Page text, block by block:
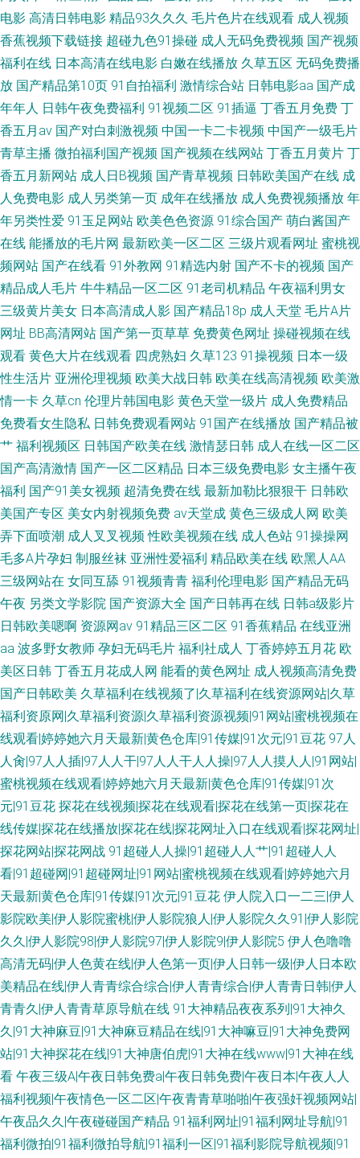
久热草精品 瑟瑟综合 都是激情网孕妇 欧洲日韩国产 天堂婷婷
电影 高清日韩电影 精品93久久久 毛片色片在线观看 成人视频
香蕉视频下载链接 超碰九色91操碰 成人无码免费视频 国产视频
福利在线 日本高清在线电影 白嫩在线播放 久草五区 无码免费播
放 国产精品第10页 91自拍福利 激情综合站 日韩电影aa 国产成
年年人 日韩午夜免费福利 91视频二区 91插逼 丁香五月免费 丁
香五月av 国产对白刺激视频 中国一卡二卡视频 中国产一级毛片
青草主播 微拍福利国产视频 国产视频在线网站 丁香五月黄片 丁
香五月新网站 成人日B视频 国产青草视频 日韩欧美国产在线 成
人免费电影 成人另类第一页 成年在线播放 成人免费视频播放 年
年另类性爱 91玉足网站 欧美色色资源 91综合国产 萌白酱国产
在线 能播放的毛片网 最新欧美一区二区 三级片观看网址 蜜桃视
频网站 国产在线看 91外教网 91精选内射 国产不卡的视频 国产
精品成人毛片 牛牛精品一区二区 91老司机精品 午夜福利男女
三级黄片美女 日本高清成人影 国产精品18p 成人天堂 毛片A片
网址 BB高清网站 国产第一页草草 免费黄色网址 操碰视频在线
观看 黄色大片在线观看 四虎熟妇 久草123 91操视频 日本一级
性生活片 亚洲伦理视频 欧美大战日韩 欧美在线高清视频 欧美激
情一卡 久草cn 伦理片韩国电影 黄色天堂一级片 成人免费精品
免费看女生隐私 日韩免费观看网站 91国产在线播放 国产精品被
艹 福利视频区 日韩国产欧美在线 激情瑟日韩 成人在线一区二区
国产高清激情 国产一区二区精品 日本三级免费电影 女主播午夜
福利 国产91美女视频 超清免费在线 最新加勒比狠狠干 日韩欧
美国产专区 美女内射视频免费 av天堂成 黄色三级成人网 欧美
弄下面喷潮 成人叉叉视频 性欧美视频在线 成人色站 91操操网
毛多A片孕妇 制服丝袜 亚洲性爱福利 精品欧美在线 欧黑人AA
三级网站在 女同互舔 91视频青青 福利伦理电影 国产精品无码
午夜 另类文学影院 国产资源大全 国产日韩再在线 日韩a级影片
日韩欧美嗯啊 资源网av 91精品三区二区 91香蕉精品 在线亚洲
aa 波多野女教师 孕妇无码毛片 福利社成人 丁香婷婷五月花 欧
美区日韩 丁香五月花成人网 能看的黄色网址 成人视频高清免费
国产日韩欧美 久草福利在线视频了|久草福利在线资源网站|久草
福利资原网|久草福利资源|久草福利资源视频|91网站|蜜桃视频在
线观看|婷婷她六月天最新|黄色仓库|91传媒|91次元|91豆花 97人
人肏|97人人插|97人人干|97人人干人人操|97人人摸人人|91网站|
蜜桃视频在线观看|婷婷她六月天最新|黄色仓库|91传媒|91次
元|91豆花 探花在线视频|探花在线观看|探花在线第一页|探花在
线传媒|探花在线播放|探花在线|探花网址入口在线观看|探花网址|
探花网站|探花网战 91超碰人人操|91超碰人人艹|91超碰人人
看|91超碰网|91超碰网址|91网站|蜜桃视频在线观看|婷婷她六月
天最新|黄色仓库|91传媒|91次元|91豆花 伊人院入口一二三|伊人
影院欧美|伊人影院蜜桃|伊人影院狼人|伊人影院久久91|伊人影院
久久|伊人影院98|伊人影院97|伊人影院9|伊人影院5 伊人色噜噜
高清无码|伊人色黄在线|伊人色第一页|伊人日韩一级|伊人日本欧
美精品在线|伊人青青综合综合|伊人青青综合|伊人青青日韩|伊人
青青久|伊人青青草原导航在线 91大神精品夜夜系列|91大神久
久|91大神麻豆|91大神麻豆精品在线|91大神嘛豆|91大神免费网
站|91大神探花在线|91大神唐伯虎|91大神在线www|91大神在线
看 午夜三级A|午夜日韩免费a|午夜日韩免费|午夜日本|午夜人人
福利视频|午夜情色一区二区|午夜青青草啪啪|午夜强奸视频网站|
午夜品久久|午夜碰碰国产精品 91福利网址|91福利网址导航|91
福利微拍|91福利微拍导航|91福利一区|91福利影院导航视频|91